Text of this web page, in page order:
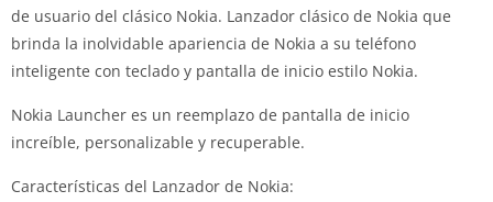
de usuario del clásico Nokia. Lanzador clásico de Nokia que
brinda la inolvidable apariencia de Nokia a su teléfono
inteligente con teclado y pantalla de inicio estilo Nokia.
Nokia Launcher es un reemplazo de pantalla de inicio
increíble, personalizable y recuperable.
Características del Lanzador de Nokia: